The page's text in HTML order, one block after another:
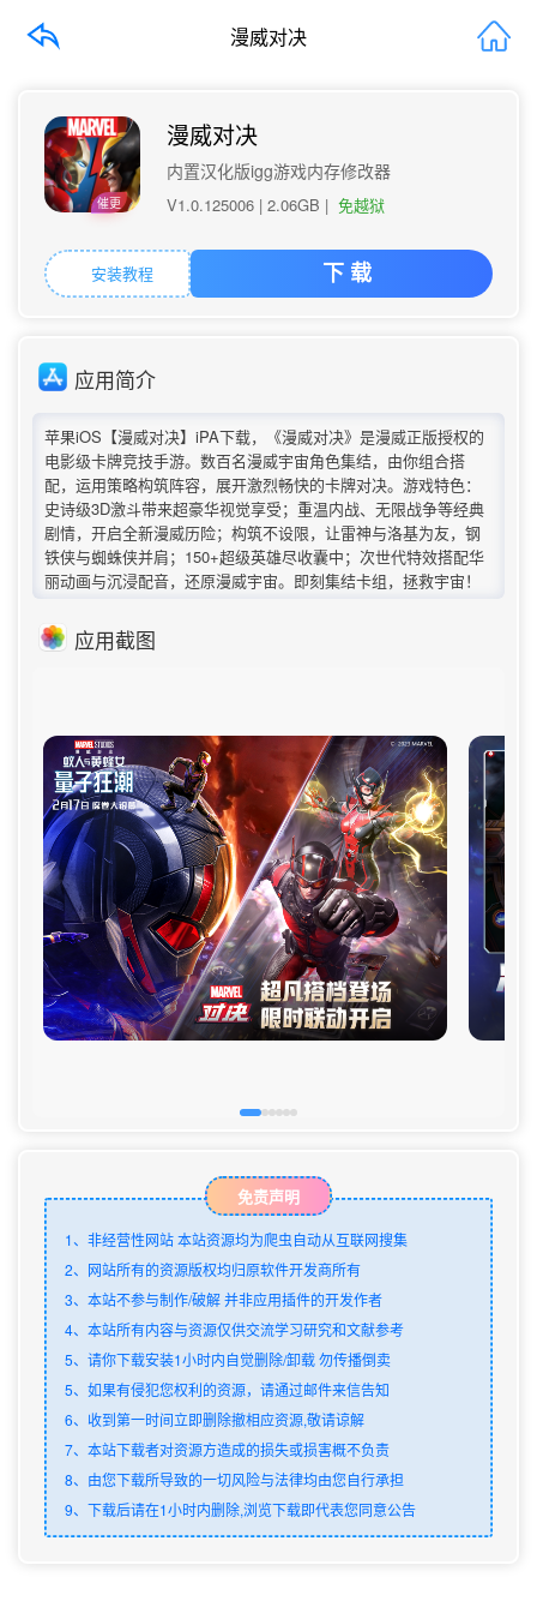
漫威对决
催更
漫威对决
内置汉化版igg游戏内存修改器
V1.0.125006 | 2.06GB | 免越狱
安装教程 下 载
应用简介
苹果iOS【漫威对决】iPA下载，《漫威对决》是漫威正版授权的
电影级卡牌竞技手游。数百名漫威宇宙角色集结，由你组合搭
配，运用策略构筑阵容，展开激烈畅快的卡牌对决。游戏特色：
史诗级3D激斗带来超豪华视觉享受；重温内战、无限战争等经典
剧情，开启全新漫威历险；构筑不设限，让雷神与洛基为友，钢
铁侠与蜘蛛侠并肩；150+超级英雄尽收囊中；次世代特效搭配华
丽动画与沉浸配音，还原漫威宇宙。即刻集结卡组，拯救宇宙！
应用截图
免责声明
1、非经营性网站 本站资源均为爬虫自动从互联网搜集
2、网站所有的资源版权均归原软件开发商所有
3、本站不参与制作/破解 并非应用插件的开发作者
4、本站所有内容与资源仅供交流学习研究和文献参考
5、请你下载安装1小时内自觉删除/卸载 勿传播倒卖
5、如果有侵犯您权利的资源，请通过邮件来信告知
6、收到第一时间立即删除撤相应资源,敬请谅解
7、本站下载者对资源方造成的损失或损害概不负责
8、由您下载所导致的一切风险与法律均由您自行承担
9、下载后请在1小时内删除,浏览下载即代表您同意公告